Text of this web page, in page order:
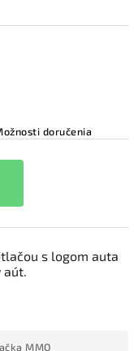
doručenia
s logom auta
aút.
MMO